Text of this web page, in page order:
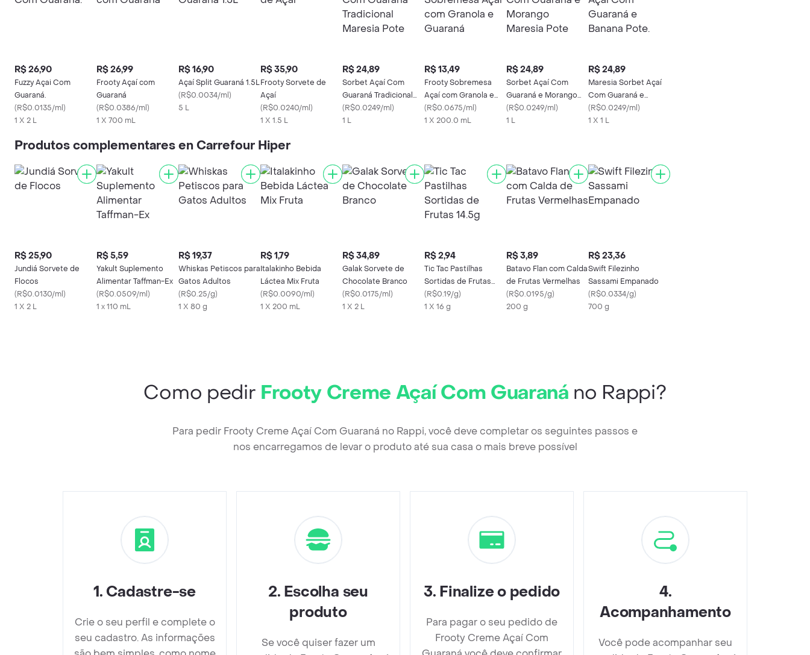
R$ 26,90
Fuzzy Açai Com
Guaraná.
(R$0.0135/ml)
1 X 2 L
R$ 26,99
Frooty Açaí com
Guaraná
(R$0.0386/ml)
1 X 700 mL
R$ 16,90
Açaí Split Guaraná 1.5L
(R$0.0034/ml)
5 L
R$ 35,90
Frooty Sorvete de
Açaí
(R$0.0240/ml)
1 X 1.5 L
R$ 24,89
Sorbet Açaí Com
Guaraná Tradicional
Maresia Pote
(R$0.0249/ml)
1 L
R$ 13,49
Frooty Sobremesa
Açaí com Granola e
Guaraná
(R$0.0675/ml)
1 X 200.0 mL
R$ 24,89
Sorbet Açaí Com
Guaraná e Morango
Maresia Pote
(R$0.0249/ml)
1 L
R$ 24,89
Maresia Sorbet Açaí
Com Guaraná e
Banana Pote.
(R$0.0249/ml)
1 X 1 L
Produtos complementares en Carrefour Hiper
R$ 25,90
Jundiá Sorvete de
Flocos
(R$0.0130/ml)
1 X 2 L
R$ 5,59
Yakult Suplemento
Alimentar Taffman-Ex
(R$0.0509/ml)
1 x 110 mL
R$ 19,37
Whiskas Petiscos para
Gatos Adultos
(R$0.25/g)
1 X 80 g
R$ 1,79
Italakinho Bebida
Láctea Mix Fruta
(R$0.0090/ml)
1 X 200 mL
R$ 34,89
Galak Sorvete de
Chocolate Branco
(R$0.0175/ml)
1 X 2 L
R$ 2,94
Tic Tac Pastilhas
Sortidas de Frutas
14.5g
(R$0.19/g)
1 X 16 g
R$ 3,89
Batavo Flan com Calda
de Frutas Vermelhas
(R$0.0195/g)
200 g
R$ 23,36
Swift Filezinho
Sassami Empanado
(R$0.0334/g)
700 g
Como pedir Frooty Creme Açaí Com Guaraná no Rappi?
Para pedir Frooty Creme Açaí Com Guaraná no Rappi, você deve completar os seguintes passos e
nos encarregamos de levar o produto até sua casa o mais breve possível
1. Cadastre-se
Crie o seu perfil e complete o
seu cadastro. As informações
2. Escolha seu
produto
Se você quiser fazer um
3. Finalize o pedido
Para pagar o seu pedido de
Frooty Creme Açaí Com
4.
Acompanhamento
Você pode acompanhar seu